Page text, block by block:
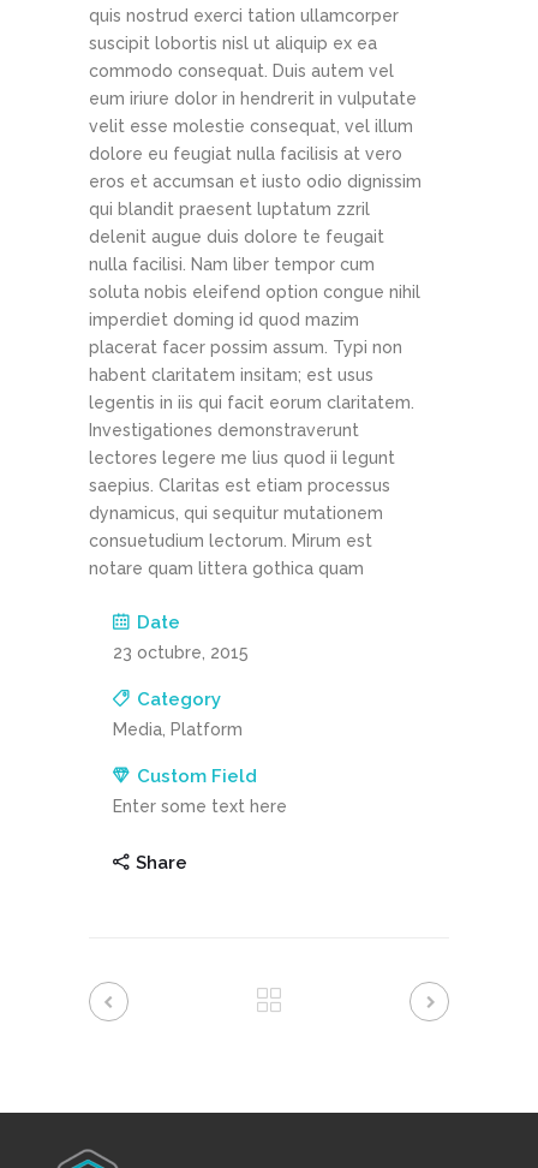
quis nostrud exerci tation ullamcorper
suscipit lobortis nisl ut aliquip ex ea
commodo consequat. Duis autem vel
eum iriure dolor in hendrerit in vulputate
velit esse molestie consequat, vel illum
dolore eu feugiat nulla facilisis at vero
eros et accumsan et iusto odio dignissim
qui blandit praesent luptatum zzril
delenit augue duis dolore te feugait
nulla facilisi. Nam liber tempor cum
soluta nobis eleifend option congue nihil
imperdiet doming id quod mazim
placerat facer possim assum. Typi non
habent claritatem insitam; est usus
legentis in iis qui facit eorum claritatem.
Investigationes demonstraverunt
lectores legere me lius quod ii legunt
saepius. Claritas est etiam processus
dynamicus, qui sequitur mutationem
consuetudium lectorum. Mirum est
notare quam littera gothica quam
Date
23 octubre, 2015
Category
Media, Platform
Custom Field
Enter some text here
Share